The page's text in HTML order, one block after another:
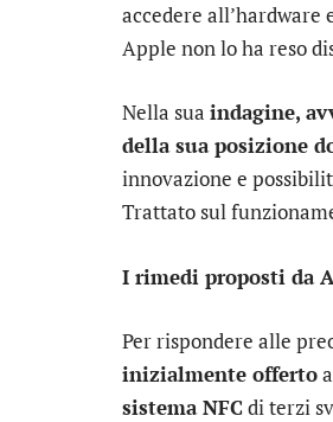
accedere
Apple non lo ha reso
Nella sua indagine,
della sua posizione
innovazione e
Trattato sul
I rimedi proposti da
Per rispondere alle
inizialmente offerto
sistema NFCdi terzi